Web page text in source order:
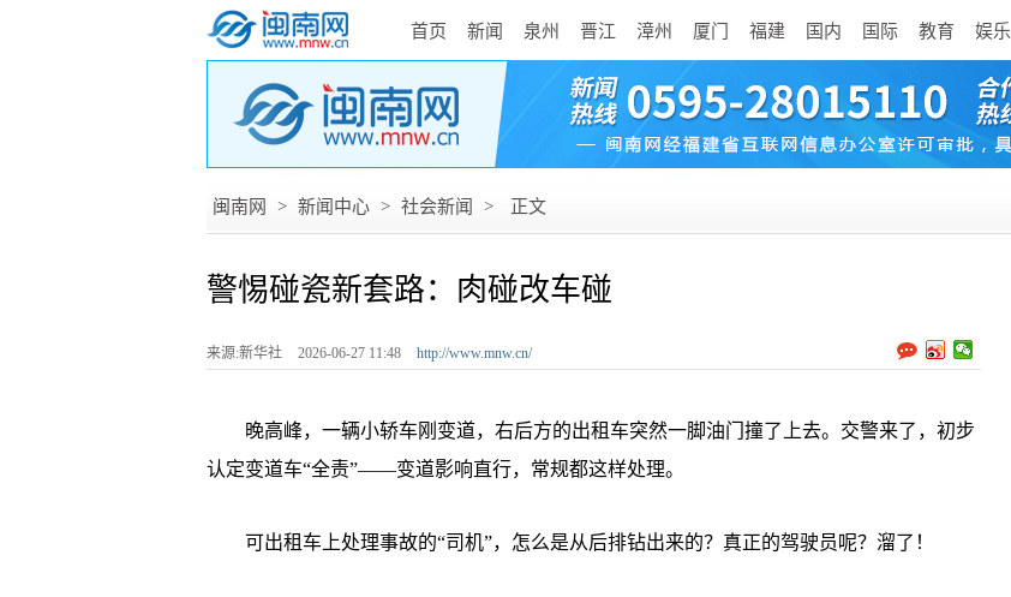
首页 新闻 泉州 晋江 漳州 厦门 福建 国内 国际 教育 娱乐
闽南网 > 新闻中心 > 社会新闻 > 正文
警惕碰瓷新套路：肉碰改车碰
来源:新华社 2026-06-27 11:48 http://www.mnw.cn/
晚高峰，一辆小轿车刚变道，右后方的出租车突然一脚油门撞了上去。交警来了，初步
认定变道车“全责”——变道影响直行，常规都这样处理。
可出租车上处理事故的“司机”，怎么是从后排钻出来的？真正的驾驶员呢？溜了！